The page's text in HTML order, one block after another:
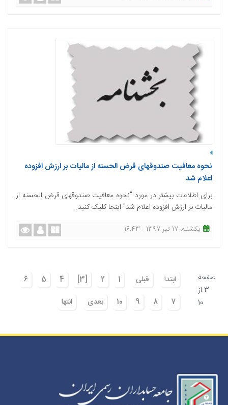
نحوه معافیت صندوقهای قرض الحسنه از مالیات بر ارزش افزوده
اعلام شد
برای اطلاعات بیشتر در مورد "نحوه معافیت صندوقهای قرض الحسنه از
مالیات بر ارزش افزوده اعلام شد" اینجا کلیک کنید.
یکشنبه، 17 تیر 1397 - 16:43
صفحه
3 از
10
ابتدا قبلی 1
2
[3]
4
5
6
7
8
9
10 بعدی انتها